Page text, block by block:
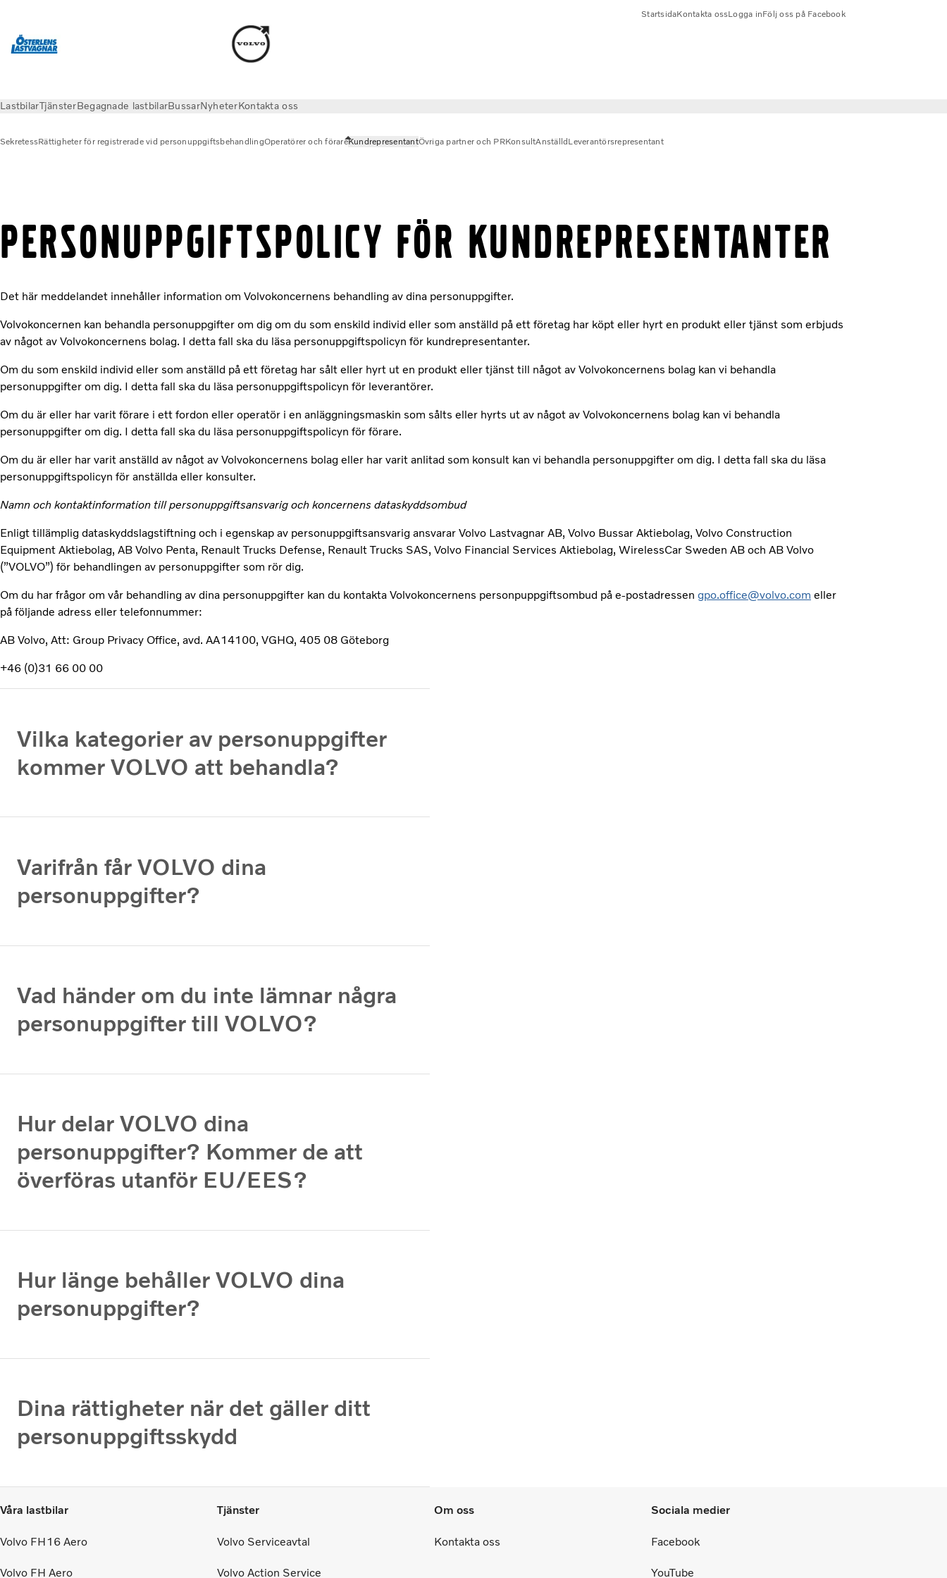
StartsidaKontakta ossLogga inFölj oss på Facebook
LastbilarTjänsterBegagnade lastbilarBussarNyheterKontakta oss
SekretessRättigheter för registrerade vid personuppgiftsbehandlingOperatörer och förareKundrepresentantÖvriga partner och PRKonsultAnställd Leverantörsrepresentant
PERSONUPPGIFTSPOLICY FÖR KUNDREPRESENTANTER
Det här meddelandet innehåller information om Volvokoncernens behandling av dina personuppgifter.
Volvokoncernen kan behandla personuppgifter om dig om du som enskild individ eller som anställd på ett företag har köpt eller hyrt en produkt eller tjänst som erbjuds
av något av Volvokoncernens bolag. I detta fall ska du läsa personuppgiftspolicyn för kundrepresentanter.
Om du som enskild individ eller som anställd på ett företag har sålt eller hyrt ut en produkt eller tjänst till något av Volvokoncernens bolag kan vi behandla
personuppgifter om dig. I detta fall ska du läsa personuppgiftspolicyn för leverantörer.
Om du är eller har varit förare i ett fordon eller operatör i en anläggningsmaskin som sålts eller hyrts ut av något av Volvokoncernens bolag kan vi behandla
personuppgifter om dig. I detta fall ska du läsa personuppgiftspolicyn för förare.
Om du är eller har varit anställd av något av Volvokoncernens bolag eller har varit anlitad som konsult kan vi behandla personuppgifter om dig. I detta fall ska du läsa
personuppgiftspolicyn för anställda eller konsulter.
Namn och kontaktinformation till personuppgiftsansvarig och koncernens dataskyddsombud
Enligt tillämplig dataskyddslagstiftning och i egenskap av personuppgiftsansvarig ansvarar Volvo Lastvagnar AB, Volvo Bussar Aktiebolag, Volvo Construction
Equipment Aktiebolag, AB Volvo Penta, Renault Trucks Defense, Renault Trucks SAS, Volvo Financial Services Aktiebolag, WirelessCar Sweden AB och AB Volvo
(”VOLVO”) för behandlingen av personuppgifter som rör dig.
Om du har frågor om vår behandling av dina personuppgifter kan du kontakta Volvokoncernens personpuppgiftsombud på e-postadressen gpo.office@volvo.com eller
på följande adress eller telefonnummer:
AB Volvo, Att: Group Privacy Office, avd. AA14100, VGHQ, 405 08 Göteborg
+46 (0)31 66 00 00
Vilka kategorier av personuppgifter
kommer VOLVO att behandla?
Varifrån får VOLVO dina
personuppgifter?
Vad händer om du inte lämnar några
personuppgifter till VOLVO?
Hur delar VOLVO dina
personuppgifter? Kommer de att
överföras utanför EU/EES?
Hur länge behåller VOLVO dina
personuppgifter?
Dina rättigheter när det gäller ditt
personuppgiftsskydd
Våra lastbilar
Volvo FH16 Aero
Volvo FH Aero
Tjänster
Volvo Serviceavtal
Volvo Action Service
Om oss
Kontakta oss
Sociala medier
Facebook
YouTube